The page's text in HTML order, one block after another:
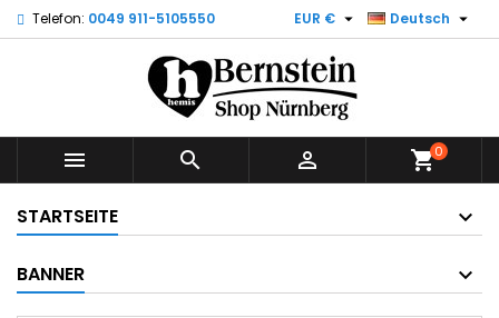
Telefon: 0049 911-5105550 Deutsch 
EUR € 
   shopping_cart0
STARTSEITE
BANNER